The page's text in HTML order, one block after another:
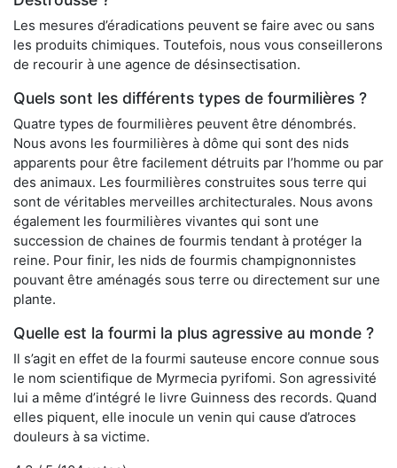
Les mesures d’éradications peuvent se faire avec ou sans
les produits chimiques. Toutefois, nous vous conseillerons
de recourir à une agence de désinsectisation.
Quels sont les différents types de fourmilières ?
Quatre types de fourmilières peuvent être dénombrés.
Nous avons les fourmilières à dôme qui sont des nids
apparents pour être facilement détruits par l’homme ou par
des animaux. Les fourmilières construites sous terre qui
sont de véritables merveilles architecturales. Nous avons
également les fourmilières vivantes qui sont une
succession de chaines de fourmis tendant à protéger la
reine. Pour finir, les nids de fourmis champignonnistes
pouvant être aménagés sous terre ou directement sur une
plante.
Quelle est la fourmi la plus agressive au monde ?
Il s’agit en effet de la fourmi sauteuse encore connue sous
le nom scientifique de Myrmecia pyrifomi. Son agressivité
lui a même d’intégré le livre Guinness des records. Quand
elles piquent, elle inocule un venin qui cause d’atroces
douleurs à sa victime.